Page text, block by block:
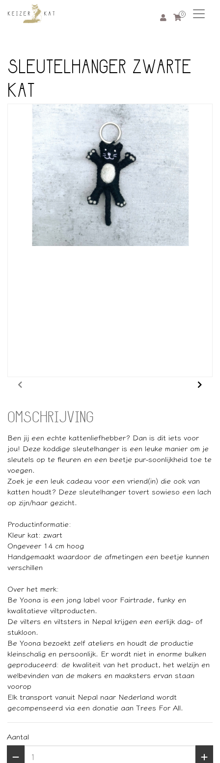
0
SLEUTELHANGER ZWARTE
KAT
OMSCHRIJVING
Ben jij een echte kattenliefhebber? Dan is dit iets voor
jou! Deze koddige sleutelhanger is een leuke manier om je
sleutels op te fleuren en een beetje pur-soonlijkheid toe te
voegen.
Zoek je een leuk cadeau voor een vriend(in) die ook van
katten houdt? Deze sleutelhanger tovert sowieso een lach
op zijn/haar gezicht.
Productinformatie:
Kleur kat: zwart
Ongeveer 14 cm hoog
Handgemaakt waardoor de afmetingen een beetje kunnen
verschillen
Over het merk:
Be Yoona is een jong label voor Fairtrade, funky en
kwalitatieve viltproducten.
De vilters en viltsters in Nepal krijgen een eerlijk dag- of
stukloon.
Be Yoona bezoekt zelf ateliers en houdt de productie
kleinschalig en persoonlijk. Er wordt niet in enorme bulken
geproduceerd: de kwaliteit van het product, het welzijn en
welbevinden van de makers en maaksters ervan staan
voorop
Elk transport vanuit Nepal naar Nederland wordt
gecompenseerd via een donatie aan Trees For All.
Aantal